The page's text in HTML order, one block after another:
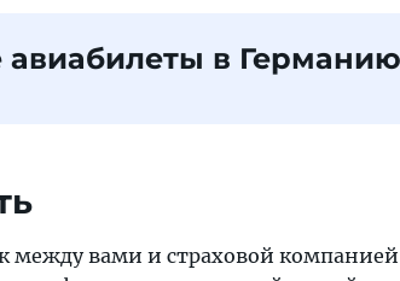
в Германию
вами и страховой